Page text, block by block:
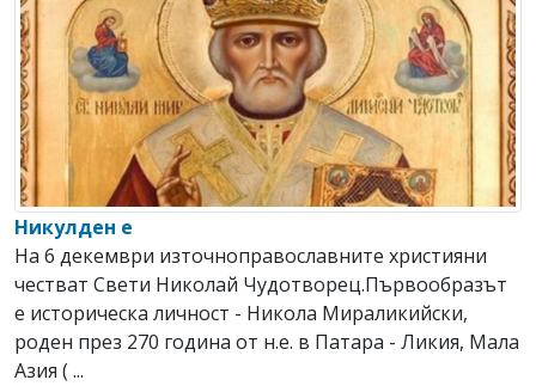
Никулден е
На 6 декември източноправославните християни
честват Свeти Николай Чудотворец.Първообразът
е историческа личност - Никола Мираликийски,
роден през 270 година от н.е. в Патара - Ликия, Мала
Азия ( ...